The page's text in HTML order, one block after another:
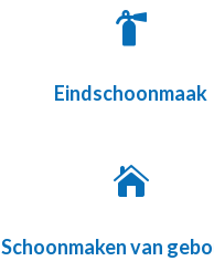

Eindschoonmaak

Schoonmaken van